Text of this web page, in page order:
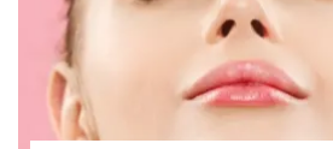
хирургических
пластической хирургии